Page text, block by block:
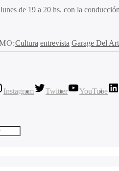
de 19 a 20 hs. con la
Cultura entrevista Garage Del
Instagram Twitter YouTube